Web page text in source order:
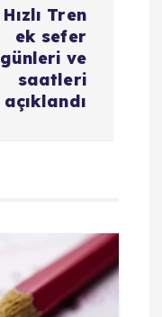
Hızlı Tren
ek sefer
günleri ve
saatleri
açıklandı